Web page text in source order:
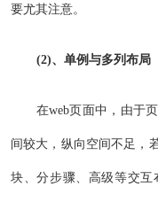
要尤其注意。
(2)、单例与多列布局
在web页面中，由于
间较大，纵向空间不足，
块、分步骤、高级等交